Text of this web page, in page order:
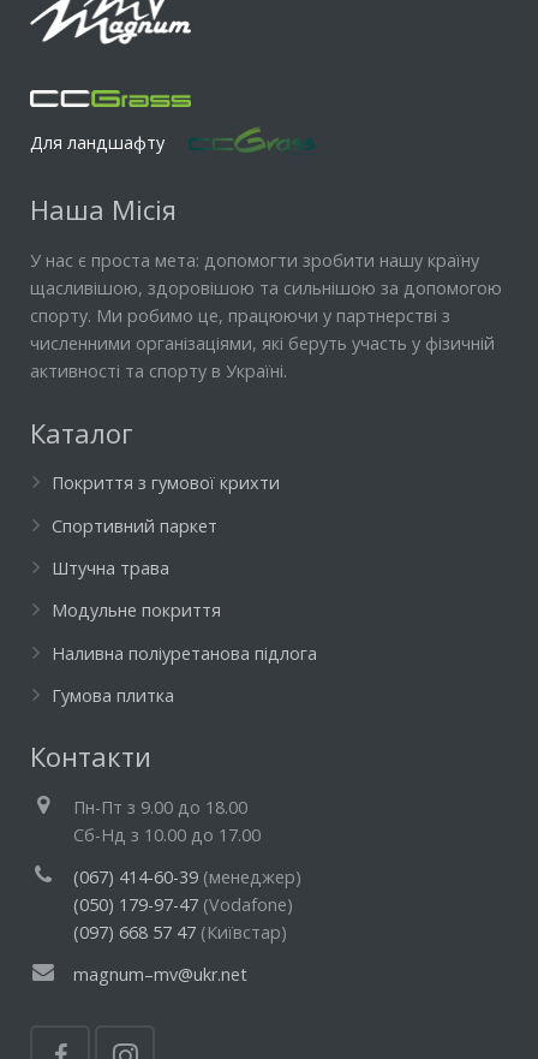
Для ландшафту
Наша Місія
У нас є проста мета: допомогти зробити нашу країну
щасливішою, здоровішою та сильнішою за допомогою
спорту. Ми робимо це, працюючи у партнерстві з
численними організаціями, які беруть участь у фізичній
активності та спорту в Україні.
Каталог
Покриття з гумової крихти
Спортивний паркет
Штучна трава
Модульне покриття
Наливна поліуретанова підлога
Гумова плитка
Контакти
Пн-Пт з 9.00 до 18.00
Cб-Нд з 10.00 до 17.00
(067) 414-60-39 (менеджер)
(050) 179-97-47 (Vodafone)
(097) 668 57 47 (Київстар)
magnum–mv@ukr.net